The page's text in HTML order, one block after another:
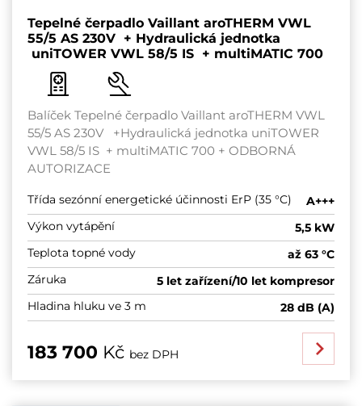
Tepelné čerpadlo Vaillant aroTHERM VWL
55/5 AS 230V + Hydraulická jednotka
uniTOWER VWL 58/5 IS + multiMATIC 700
Balíček Tepelné čerpadlo Vaillant aroTHERM VWL
55/5 AS 230V +Hydraulická jednotka uniTOWER
VWL 58/5 IS + multiMATIC 700 + ODBORNÁ
AUTORIZACE
Třída sezónní energetické účinnosti ErP (35 °C)
A+++
Výkon vytápění
5,5 kW
Teplota topné vody
až 63 °C
Záruka
5 let zařízení/10 let kompresor
Hladina hluku ve 3 m
28 dB (A)
183 700 Kč bez DPH